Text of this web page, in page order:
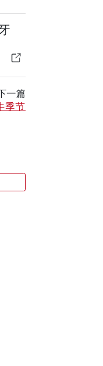
一篇
季节